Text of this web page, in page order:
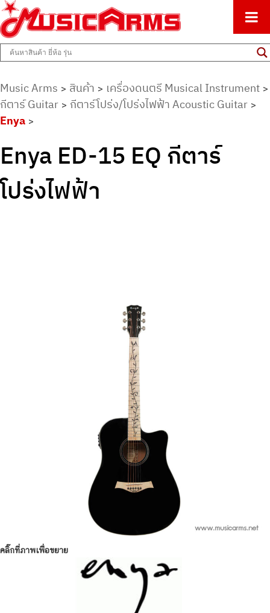
Music Arms
ศูนย์รวมครื่องดนตรีทุกชนิด ตั้งแต่เริ่มต้นถึงมืออาชีพ
Music Arms > สินค้า > เครื่องดนตรี Musical Instrument >
กีตาร์ Guitar > กีตาร์โปร่ง/โปร่งไฟฟ้า Acoustic Guitar >
Enya >
Enya ED-15 EQ กีตาร์
โปร่งไฟฟ้า
คลิ๊กที่ภาพเพื่อขยาย